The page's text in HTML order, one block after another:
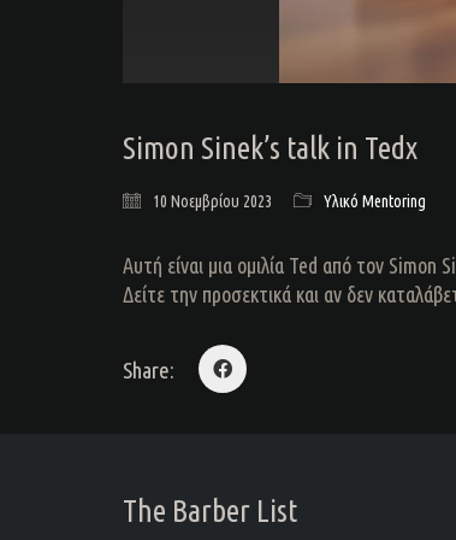
Simon Sinek’s talk in Tedx
10 Νοεμβρίου 2023 Υλικό Mentoring
Αυτή είναι μια ομιλία Ted από τον Simon
Δείτε την προσεκτικά και αν δεν
Share:
The Barber List